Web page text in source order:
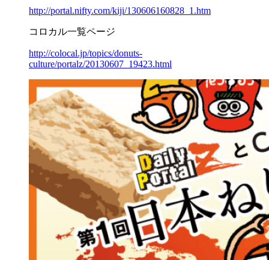
http://portal.nifty.com/kiji/130606160828_1.htm
コロカル一覧ページ
http://colocal.jp/topics/donuts-
culture/portalz/20130607_19423.html